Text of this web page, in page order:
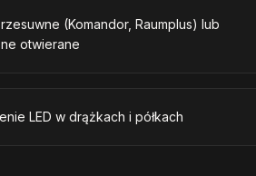
(Komandor, Raumplus) lub
otwierane
LED w drążkach i półkach